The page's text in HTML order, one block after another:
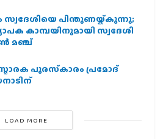
പിന്തുണയ്ക്കുന്നു;
കാമ്പയിനുമായി സ്വദേശി
മഞ്ച്
സ്മാരക പുരസ്‌കാരം പ്രമോദ്
LOAD MORE